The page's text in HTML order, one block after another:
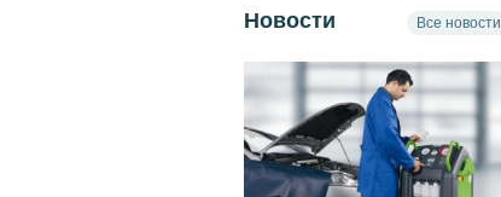
Новости Все новости